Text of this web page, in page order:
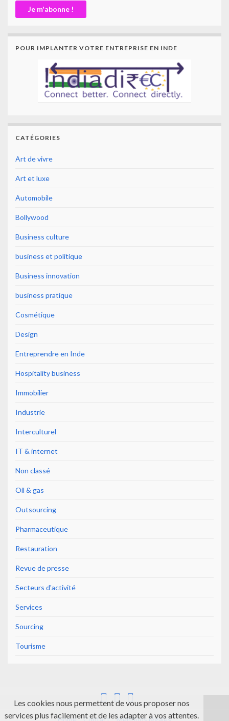
POUR IMPLANTER VOTRE ENTREPRISE EN INDE
CATÉGORIES
Art de vivre
Art et luxe
Automobile
Bollywood
Business culture
business et politique
Business innovation
business pratique
Cosmétique
Design
Entreprendre en Inde
Hospitality business
Immobilier
Industrie
Interculturel
IT & internet
Non classé
Oil & gas
Outsourcing
Pharmaceutique
Restauration
Revue de presse
Secteurs d'activité
Services
Sourcing
Tourisme
Home Contact Mentions légales
Les cookies nous permettent de vous proposer nos
services plus facilement et de les adapter à vos attentes.